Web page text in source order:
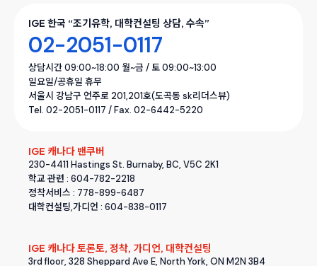
IGE 한국 “조기유학, 대학컨설팅 상담, 수속”
02-2051-0117
상담시간 09:00~18:00 월~금 / 토 09:00~13:00
일요일/공휴일 휴무
서울시 강남구 언주로 201,201호(도곡동 sk리더스뷰)
Tel. 02-2051-0117 / Fax. 02-6442-5220
IGE 캐나다 밴쿠버
230-4411 Hastings St. Burnaby, BC, V5C 2K1
학교 관련 : 604-782-2218
정착서비스 : 778-899-6487
대학컨설팅,가디언 : 604-838-0117
IGE 캐나다 토론토, 정착, 가디언, 대학컨설팅
3rd floor, 328 Sheppard Ave E, North York, ON M2N 3B4